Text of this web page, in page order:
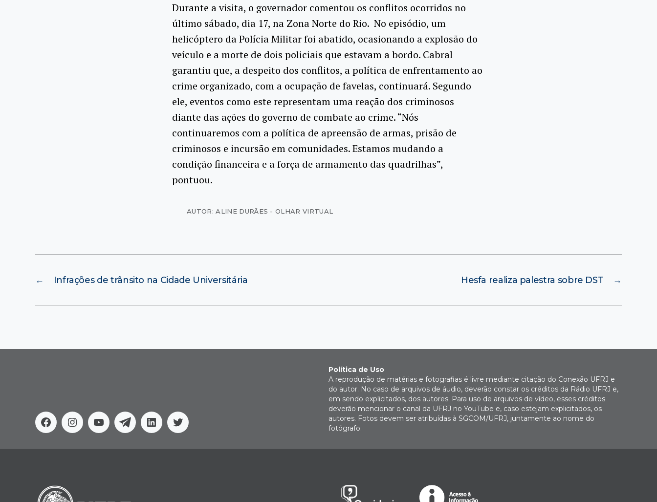
Durante a visita, o governador comentou os conflitos ocorridos no
último sábado, dia 17, na Zona Norte do Rio. No episódio, um
helicóptero da Polícia Militar foi abatido, ocasionando a explosão do
veículo e a morte de dois policiais que estavam a bordo. Cabral
garantiu que, a despeito dos conflitos, a política de enfrentamento ao
crime organizado, com a ocupação de favelas, continuará. Segundo
ele, eventos como este representam uma reação dos criminosos
diante das ações do governo de combate ao crime. “Nós
continuaremos com a política de apreensão de armas, prisão de
criminosos e incursão em comunidades. Estamos mudando a
condição financeira e a força de armamento das quadrilhas”,
pontuou.
AUTOR: ALINE DURÃES - OLHAR VIRTUAL
← Infrações de trânsito na Cidade Universitária →
Hesfa realiza palestra sobre DST
FacebookInstagram
YoutubeTelegramLinkedinTwitter
Política de Uso
A reprodução de matérias e fotografias é livre mediante citação do Conexão UFRJ e
do autor. No caso de arquivos de áudio, deverão constar os créditos da Rádio UFRJ e,
em sendo explicitados, dos autores. Para uso de arquivos de vídeo, esses créditos
deverão mencionar o canal da UFRJ no YouTube e, caso estejam explicitados, os
autores. Fotos devem ser atribuídas à SGCOM/UFRJ, juntamente ao nome do
fotógrafo.